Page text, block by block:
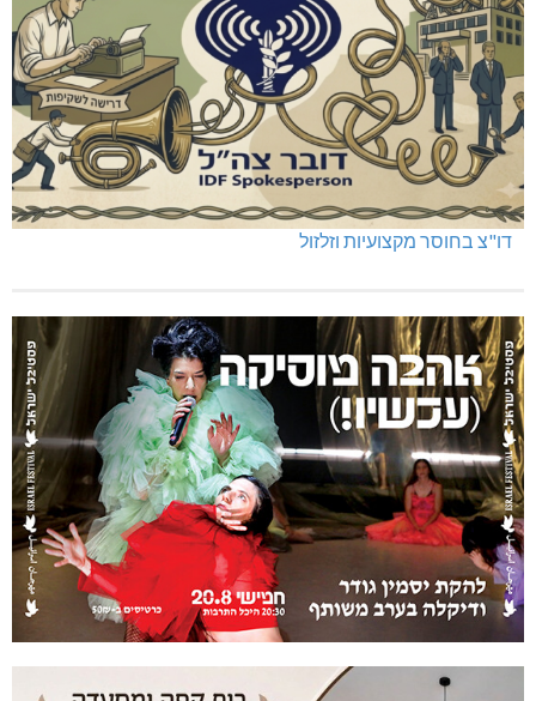
דו"צ בחוסר מקצועיות וזלזול